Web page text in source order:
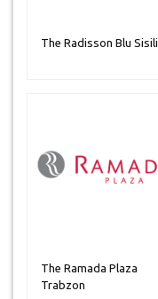
The Radisson Blu Sisili
The Ramada Plaza
Trabzon